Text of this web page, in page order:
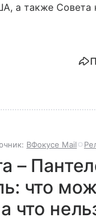
а также Совета
ВФокусе Mail
–
что
что